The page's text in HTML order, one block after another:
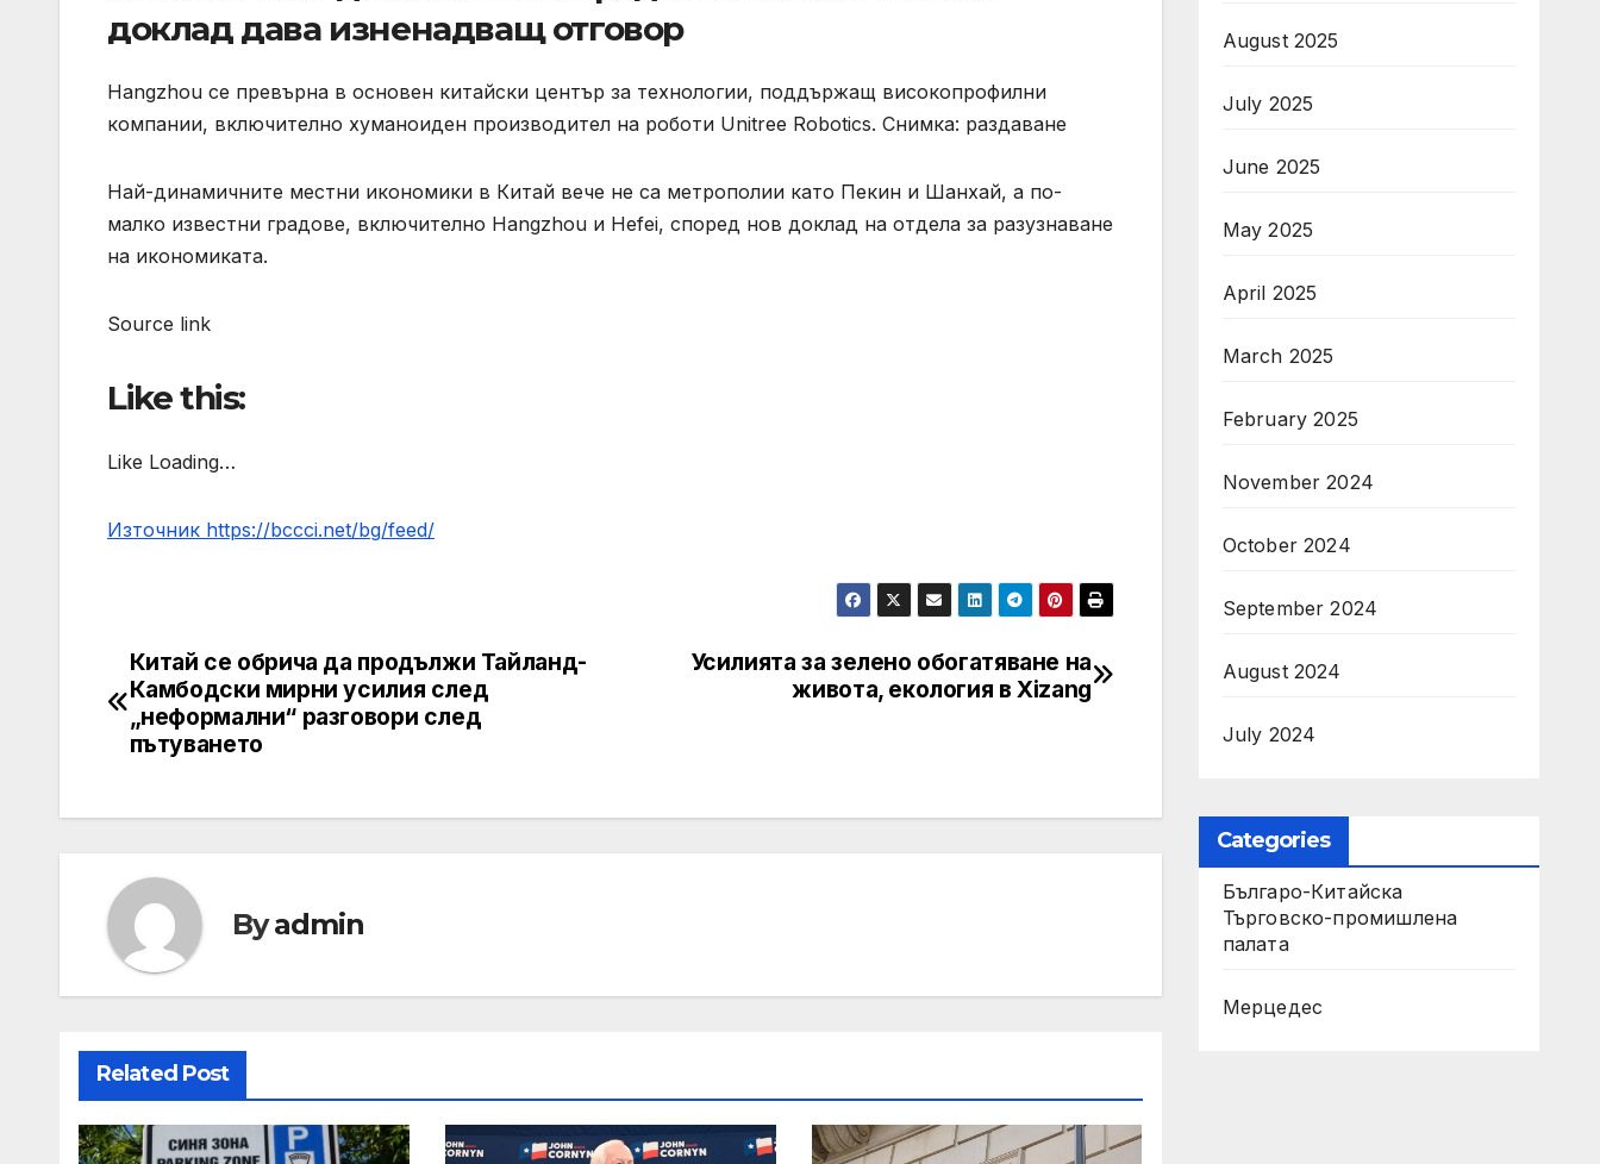
доклад дава изненадващ отговор
Hangzhou се превърна в основен китайски център за технологии, поддържащ високопрофилни
компании, включително хуманоиден производител на роботи Unitree Robotics. Снимка: раздаване
Най-динамичните местни икономики в Китай вече не са метрополии като Пекин и Шанхай, а по-
малко известни градове, включително Hangzhou и Hefei, според нов доклад на отдела за разузнаване
на икономиката.
Source link
Like this:
Like Loading…
Източник https://bccci.net/bg/feed/
Post
navigation
Усилията за зелено обогатяване на
живота, екология в Xizang
Китай се обрича да продължи Тайланд-
Камбодски мирни усилия след
„неформални“ разговори след
пътуването
Byadmin
Related Post
August 2025
July 2025
June 2025
May 2025
April 2025
March 2025
February 2025
November 2024
October 2024
September 2024
August 2024
July 2024
Categories
Българо-Китайска
Търговско-промишлена
палaта
Мерцедес